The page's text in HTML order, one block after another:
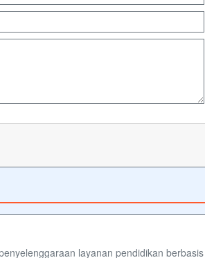
layanan pendidikan berbasis